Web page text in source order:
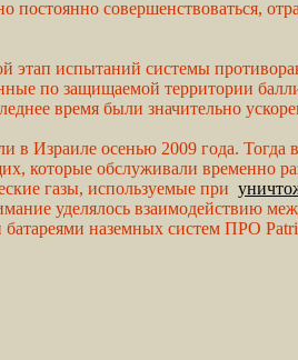
постоянно совершенствоваться,
этап испытаний системы
по защищаемой территории
время были значительно
в Израиле осенью 2009 года.
которые обслуживали временно
газы, используемые при
уделялось взаимодействию
наземных систем ПРО